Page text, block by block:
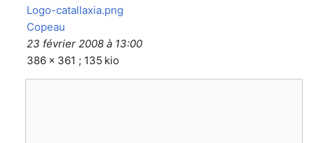
Logo-catallaxia.png
Copeau
23 février 2008 à 13:00
386 × 361 ; 135 kio